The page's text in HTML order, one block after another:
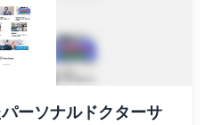
ーソナルドクターサ